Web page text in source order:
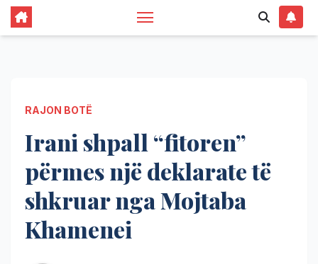
RAJON BOTË
Irani shpall “fitoren”
përmes një deklarate të
shkruar nga Mojtaba
Khamenei